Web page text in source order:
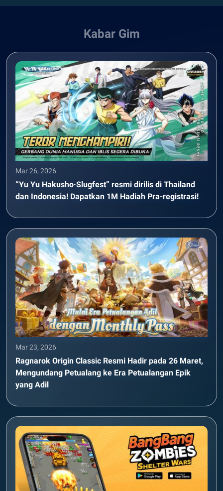
Kabar Gim
Mar 26, 2026
“Yu Yu Hakusho·Slugfest” resmi dirilis di Thailand
dan Indonesia! Dapatkan 1M Hadiah Pra-registrasi!
Mar 23, 2026
Ragnarok Origin Classic Resmi Hadir pada 26 Maret,
Mengundang Petualang ke Era Petualangan Epik
yang Adil